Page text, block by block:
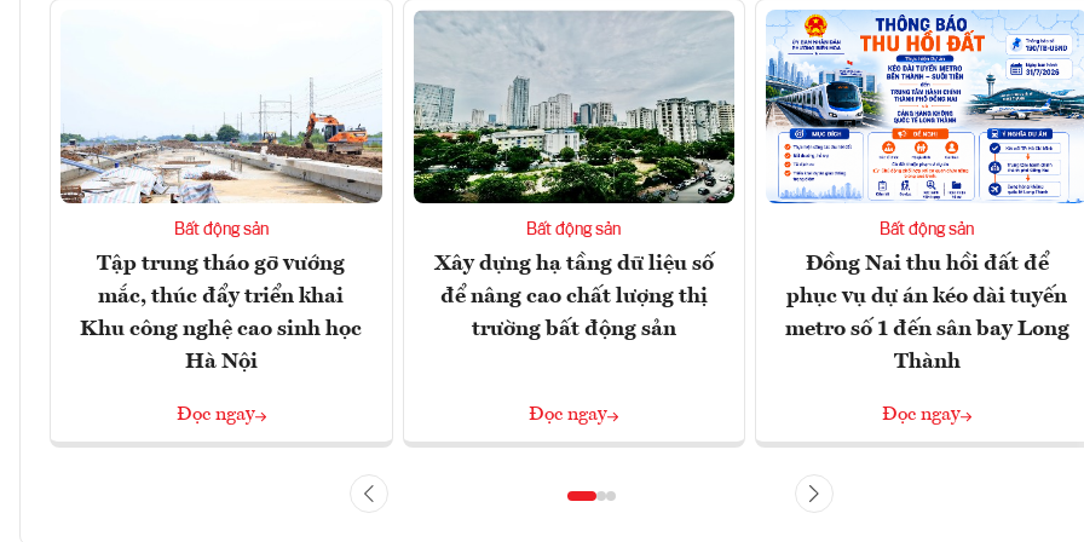
Bất động sản
Tập trung tháo gỡ vướng
mắc, thúc đẩy triển khai
Khu công nghệ cao sinh học
Hà Nội
Đọc ngay
Bất động sản
Xây dựng hạ tầng dữ liệu số
để nâng cao chất lượng thị
trường bất động sản
Đọc ngay
Bất động sản
Đồng Nai thu hồi đất để
phục vụ dự án kéo dài tuyến
metro số 1 đến sân bay Long
Thành
Đọc ngay